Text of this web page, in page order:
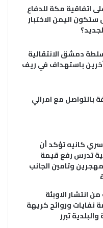
اتفاقية مكة للدفاع
اليمن الاختبار
دمشق الانتقالية
آخرين باستهداف في ريف
بالتواصل مع امرالي
كانيه تؤكد أن
تدرس رفع قيمة
وتامين الجانب
الاوبئة
نفايات وروائح كريهة
تبرر